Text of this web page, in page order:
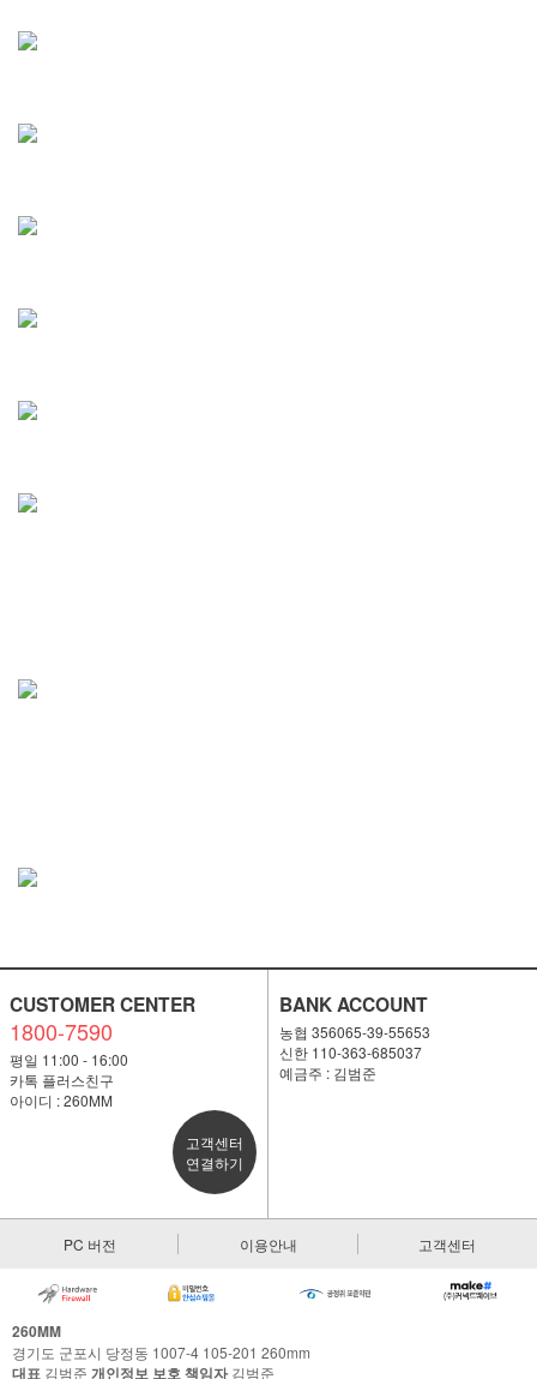
CUSTOMER CENTER
1800-7590
평일 11:00 - 16:00
카톡 플러스친구
아이디 : 260MM
고객센터
연결하기
BANK ACCOUNT
농협 356065-39-55653
신한 110-363-685037
예금주 : 김범준
PC 버전 이용안내 고객센터
260MM
경기도 군포시 당정동 1007-4 105-201 260mm
대표 김범준 개인정보 보호 책임자김범준